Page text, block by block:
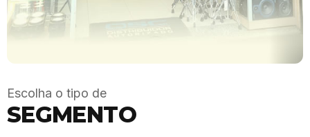
Escolha o tipo de
SEGMENTO